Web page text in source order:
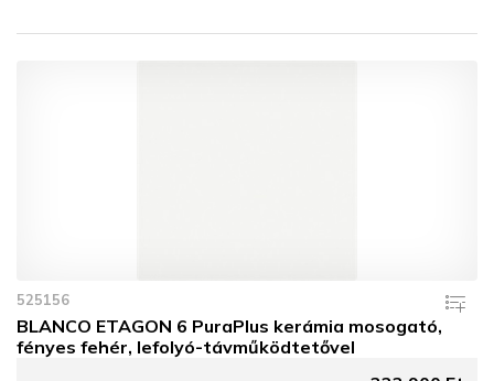
525156
BLANCO ETAGON 6 PuraPlus kerámia mosogató,
fényes fehér, lefolyó-távműködtetővel